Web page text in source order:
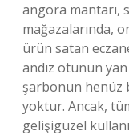
angora mantarı,
mağazalarında,
ürün satan
andız otunun
şarbonun henüz
yoktur. Ancak,
gelişigüzel